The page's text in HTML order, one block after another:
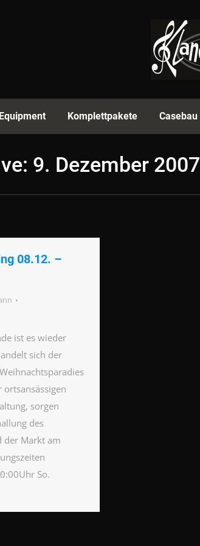
Equipment Komplettpakete Casebau
9. Dezember 2007
08.12. –
ist es wieder
sich der
sorgen
des
der Markt am
So.
Equipment